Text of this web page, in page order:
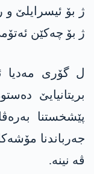
ژ بۆ ئیسرایلێ و
ژ بۆ چەکێن
ل گۆری مەدیا
بریتانیایێ
پێشخستنا
جەرباندنا
ڤە نینە.